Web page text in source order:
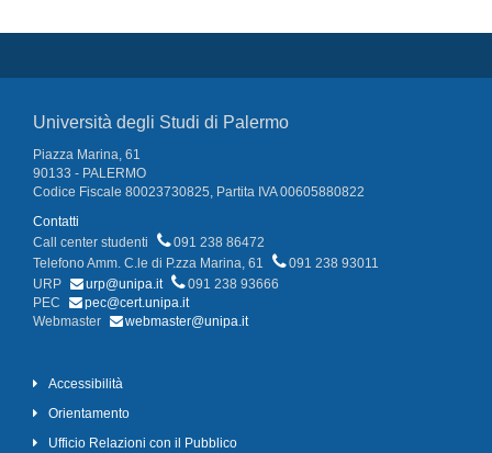
Università degli Studi di Palermo
Piazza Marina, 61
90133 - PALERMO
Codice Fiscale 80023730825, Partita IVA 00605880822
Contatti
Call center studenti
091 238 86472
Telefono Amm. C.le di P.zza Marina, 61
091 238 93011
URP
urp@unipa.it
091 238 93666
PEC
pec@cert.unipa.it
Webmaster
webmaster@unipa.it
Accessibilità
Orientamento
Ufficio Relazioni con il Pubblico